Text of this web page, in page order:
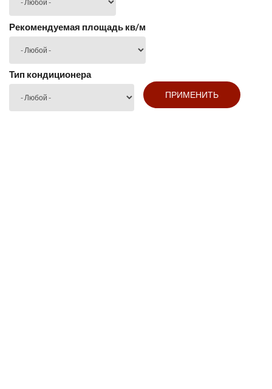
Рекомендуемая площадь кв/м
Тип кондиционера